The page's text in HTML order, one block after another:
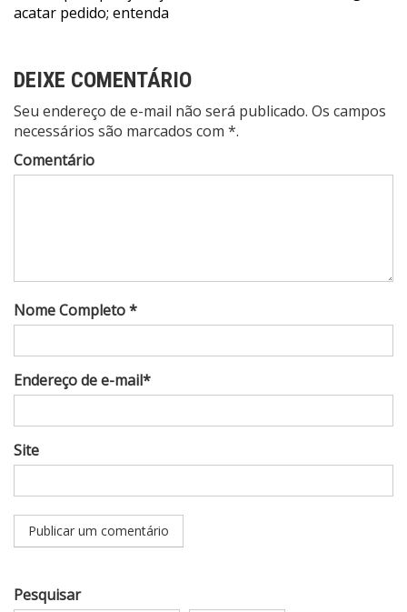
Post
acatar pedido; entenda
DEIXE COMENTÁRIO
Seu endereço de e-mail não será publicado. Os campos
necessários são marcados com *.
Comentário
Nome Completo *
Endereço de e-mail*
Site
Pesquisar